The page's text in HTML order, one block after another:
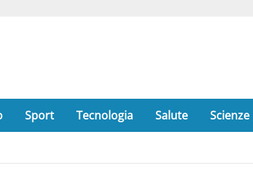
Sport Tecnologia Salute Scienze